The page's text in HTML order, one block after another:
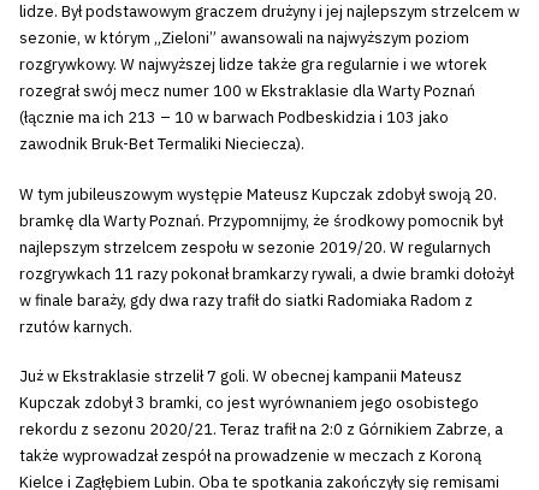
lidze. Był podstawowym graczem drużyny i jej najlepszym strzelcem w
sezonie, w którym „Zieloni” awansowali na najwyższym poziom
rozgrywkowy. W najwyższej lidze także gra regularnie i we wtorek
rozegrał swój mecz numer 100 w Ekstraklasie dla Warty Poznań
(łącznie ma ich 213 – 10 w barwach Podbeskidzia i 103 jako
zawodnik Bruk-Bet Termaliki Nieciecza).
W tym jubileuszowym występie Mateusz Kupczak zdobył swoją 20.
bramkę dla Warty Poznań. Przypomnijmy, że środkowy pomocnik był
najlepszym strzelcem zespołu w sezonie 2019/20. W regularnych
rozgrywkach 11 razy pokonał bramkarzy rywali, a dwie bramki dołożył
w finale baraży, gdy dwa razy trafił do siatki Radomiaka Radom z
rzutów karnych.
Już w Ekstraklasie strzelił 7 goli. W obecnej kampanii Mateusz
Kupczak zdobył 3 bramki, co jest wyrównaniem jego osobistego
rekordu z sezonu 2020/21. Teraz trafił na 2:0 z Górnikiem Zabrze, a
także wyprowadzał zespół na prowadzenie w meczach z Koroną
Kielce i Zagłębiem Lubin. Oba te spotkania zakończyły się remisami